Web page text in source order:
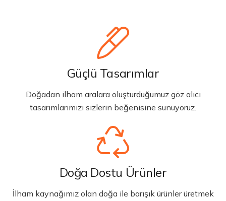
Güçlü Tasarımlar
Doğadan ilham aralara oluşturduğumuz göz alıcı
tasarımlarımızı sizlerin beğenisine sunuyoruz.
Doğa Dostu Ürünler
İlham kaynağımız olan doğa ile barışık ürünler üretmek